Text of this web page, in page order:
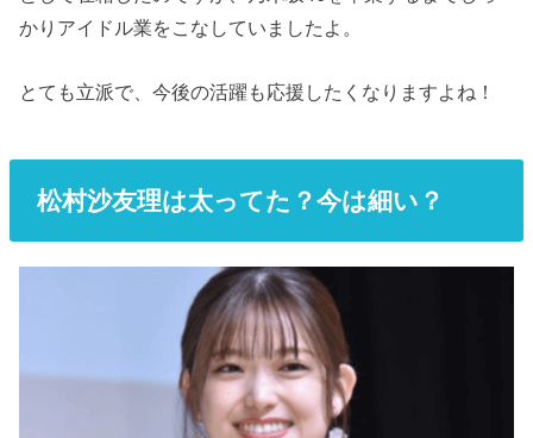
かりアイドル業をこなしていましたよ。
とても立派で、今後の活躍も応援したくなりますよね！
松村沙友理は太ってた？今は細い？